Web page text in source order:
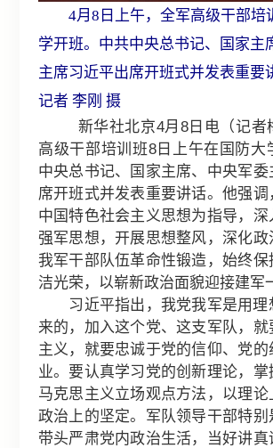
4月8日上午，全军高级干部培
学开班。中共中央总书记、国家主
主席习近平出席开班式并发表重要
记者 李刚 摄
新华社北京4月8日电（记者
高级干部培训班8日上午在国防大
中央总书记、国家主席、中央军委
席开班式并发表重要讲话。他强
中国特色社会主义思想为指导，
强军思想，开展思想整风，深化政
我军干部队伍革命性锻造，始终保
洁光荣，以崭新政治面貌迎接建军
习近平指出，我党我军是用理
来的，加入这个党、这支军队，就
主义，就要忠诚于党的信仰、党
业。要认真学习党的创新理论，掌
马克思主义立场观点方法，以理论
政治上的坚定。军队领导干部特别
带头严肃党内政治生活，当好讲真